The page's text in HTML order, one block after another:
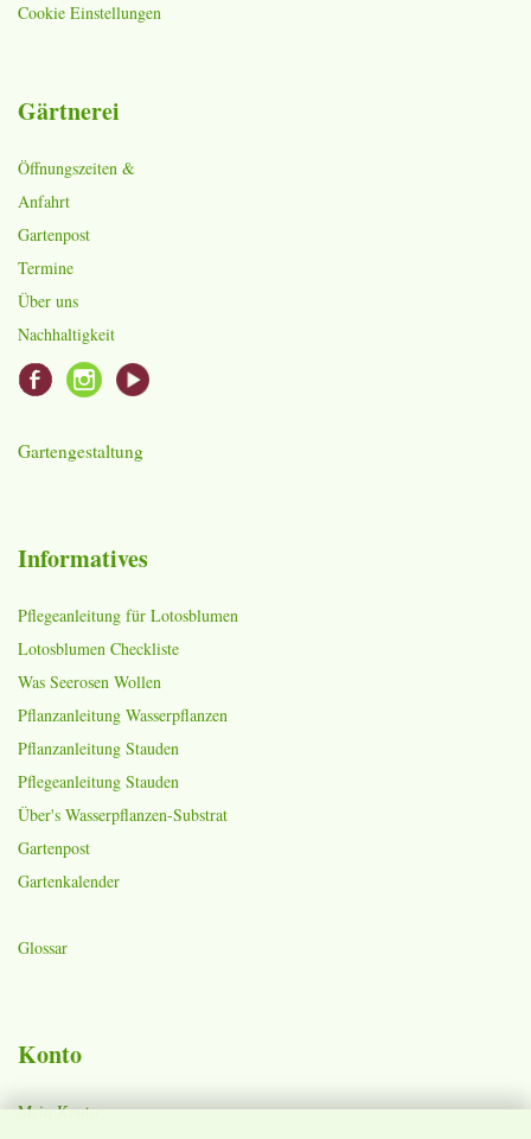
Cookie Einstellungen
Gärtnerei
Öffnungszeiten &
Anfahrt
Gartenpost
Termine
Über uns
Nachhaltigkeit
Gartengestaltung
Informatives
Pflegeanleitung für Lotosblumen
Lotosblumen Checkliste
Was Seerosen Wollen
Pflanzanleitung Wasserpflanzen
Pflanzanleitung Stauden
Pflegeanleitung Stauden
Über's Wasserpflanzen-Substrat
Gartenpost
Gartenkalender
Glossar
Konto
Mein Konto